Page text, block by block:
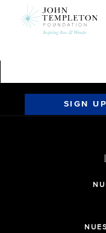
SIGN